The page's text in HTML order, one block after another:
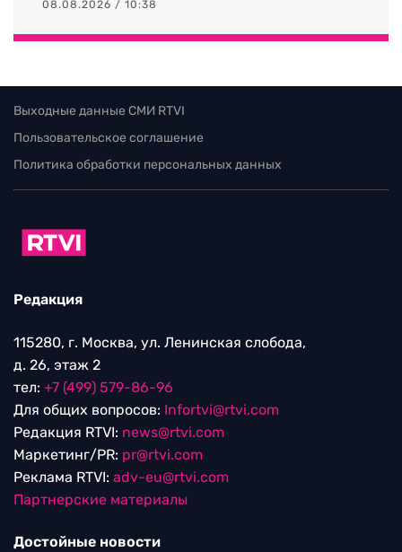
08.08.2026 / 10:38
Выходные данные СМИ RTVI
Пользовательское соглашение
Политика обработки персональных данных
Редакция
115280, г. Москва, ул. Ленинская слобода,
д. 26, этаж 2
тел: +7 (499) 579-86-96
Для общих вопросов: Infortvi@rtvi.com
Редакция RTVI: news@rtvi.com
Маркетинг/PR: pr@rtvi.com
Реклама RTVI: adv-eu@rtvi.com
Партнерские материалы
Достойные новости